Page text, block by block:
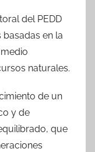
del PEDD
en la
naturales.
de un
y de
que